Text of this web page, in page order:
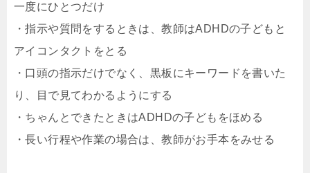
一度にひとつだけ
・指示や質問をするときは、教師はADHDの子どもと
アイコンタクトをとる
・口頭の指示だけでなく、黒板にキーワードを書いた
り、目で見てわかるようにする
・ちゃんとできたときはADHDの子どもをほめる
・長い行程や作業の場合は、教師がお手本をみせる